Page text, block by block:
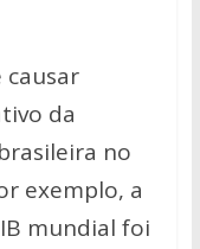
causar
da
no
exemplo, a
mundial foi